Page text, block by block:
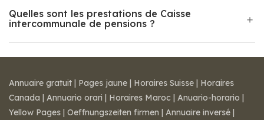
Quelles sont les prestations de Caisse
intercommunale de pensions ?
Annuaire gratuit | Pages jaune | Horaires Suisse | Horaires
Canada | Annuario orari | Horaires Maroc | Anuario-horario |
Yellow Pages | Oeffnungszeiten firmen | Annuaire inversé |